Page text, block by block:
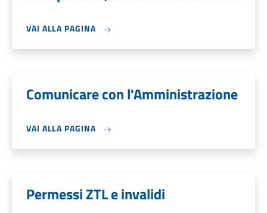
VAI ALLA PAGINA
Comunicare con l'Amministrazione
VAI ALLA PAGINA
Permessi ZTL e invalidi